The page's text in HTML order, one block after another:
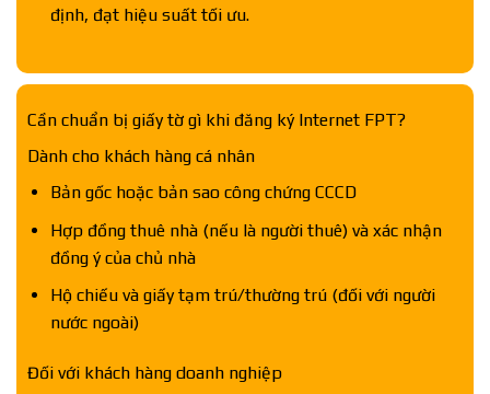
định, đạt hiệu suất tối ưu.
Cần chuẩn bị giấy tờ gì khi đăng ký Internet FPT?
Dành cho khách hàng cá nhân
Bản gốc hoặc bản sao công chứng CCCD
Hợp đồng thuê nhà (nếu là người thuê) và xác nhận
đồng ý của chủ nhà
Hộ chiếu và giấy tạm trú/thường trú (đối với người
nước ngoài)
Đối với khách hàng doanh nghiệp